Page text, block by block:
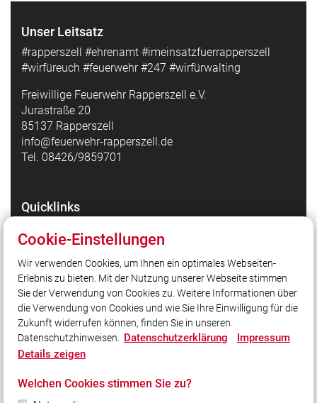
Unser Leitsatz
#rapperszell #ehrenamt #imeinsatzfuerrapperszell
#wirfüreuch #feuerwehr #247 #wirfürwalting
Freiwillige Feuerwehr Rapperszell e.V.
Jurastraße 20
85137 Rapperszell
info@feuerwehr-rapperszell.de
Tel. 08426/9859701
Quicklinks
Feuerwehr Rapperszell auf Instagram
Gemeinde Walting
Kreisfeuerwehrverband Eichstätt
Landesfeuerwehrverband Bayern
Social Media
Bleiben Sie mit uns in Kontakt und vernetzen Sie sich
Cookie-Einstellungen
Wir verwenden Cookies, um Ihnen ein optimales Webseiten-
Erlebnis zu bieten. Mit der Nutzung unserer Webseite stimmen
Sie der Verwendung von Cookies zu. Weitere Informationen über
die Verwendung von Cookies und wie Sie Ihre Einwilligung für die
Zukunft widerrufen können, finden Sie in unseren
Datenschutzhinweisen. Datenschutzerklärung
Impressum
Details zeigen
Welchen Cookies stimmen Sie zu?